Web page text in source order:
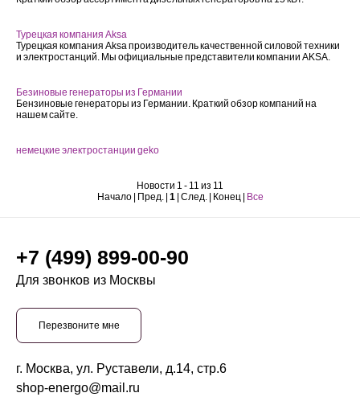
Турецкая компания Aksa
Турецкая компания Aksa производитель качественной силовой техники
и электростанций. Мы официальные представители компании AKSA.
Безиновые генераторы из Германии
Бензиновые генераторы из Германии. Краткий обзор компаний на
нашем сайте.
немецкие электростанции geko
Новости 1 - 11 из 11
Начало | Пред. | 1| След. | Конец Все
+7 (499) 899-00-90
Для звонков из Москвы
Перезвоните мне
г. Москва, ул. Руставели, д.14, стр.6
shop-energo@mail.ru